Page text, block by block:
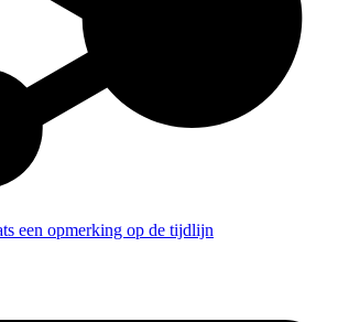
een opmerking op de tijdlijn